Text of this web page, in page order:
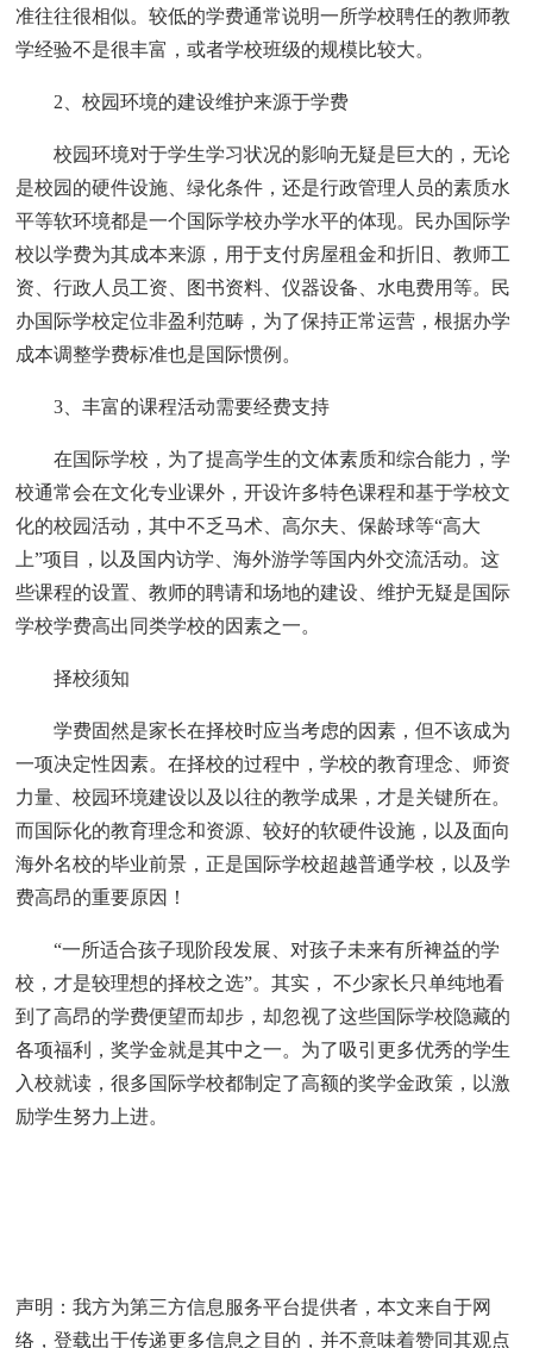
准往往很相似。较低的学费通常说明一所学校聘任的教师教
学经验不是很丰富，或者学校班级的规模比较大。
2、校园环境的建设维护来源于学费
校园环境对于学生学习状况的影响无疑是巨大的，无论
是校园的硬件设施、绿化条件，还是行政管理人员的素质水
平等软环境都是一个国际学校办学水平的体现。民办国际学
校以学费为其成本来源，用于支付房屋租金和折旧、教师工
资、行政人员工资、图书资料、仪器设备、水电费用等。民
办国际学校定位非盈利范畴，为了保持正常运营，根据办学
成本调整学费标准也是国际惯例。
3、丰富的课程活动需要经费支持
在国际学校，为了提高学生的文体素质和综合能力，学
校通常会在文化专业课外，开设许多特色课程和基于学校文
化的校园活动，其中不乏马术、高尔夫、保龄球等“高大
上”项目，以及国内访学、海外游学等国内外交流活动。这
些课程的设置、教师的聘请和场地的建设、维护无疑是国际
学校学费高出同类学校的因素之一。
择校须知
学费固然是家长在择校时应当考虑的因素，但不该成为
一项决定性因素。在择校的过程中，学校的教育理念、师资
力量、校园环境建设以及以往的教学成果，才是关键所在。
而国际化的教育理念和资源、较好的软硬件设施，以及面向
海外名校的毕业前景，正是国际学校超越普通学校，以及学
费高昂的重要原因！
“一所适合孩子现阶段发展、对孩子未来有所裨益的学
校，才是较理想的择校之选”。其实， 不少家长只单纯地看
到了高昂的学费便望而却步，却忽视了这些国际学校隐藏的
各项福利，奖学金就是其中之一。为了吸引更多优秀的学生
入校就读，很多国际学校都制定了高额的奖学金政策，以激
励学生努力上进。
声明：我方为第三方信息服务平台提供者，本文来自于网
络，登载出于传递更多信息之目的，并不意味着赞同其观点